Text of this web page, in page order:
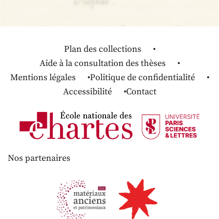
Plan des collections
Aide à la consultation des thèses
Mentions légales
Politique de confidentialité
Accessibilité
Contact
Nos partenaires